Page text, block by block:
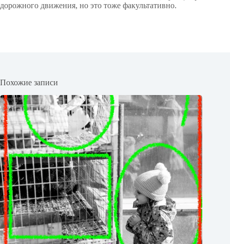
дорожного движения, но это тоже факультативно.
Похожие записи